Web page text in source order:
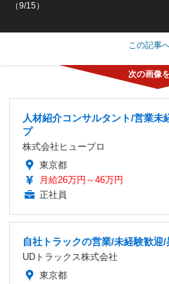
（9/15）
この記事
人材紹介コンサルタント/営業未
プ
株式会社ヒュープロ
東京都
月給26万円～46万円
正社員
自社トラックの営業/未経験歓迎/
UDトラックス株式会社
東京都